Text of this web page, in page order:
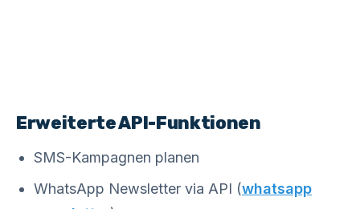
Erweiterte API-Funktionen
SMS-Kampagnen planen
WhatsApp Newsletter via API (whatsapp